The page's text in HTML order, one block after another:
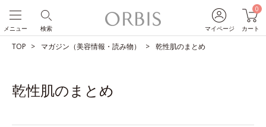
マイページ
0
カート
検索
メニュー
TOP マガジン（美容情報・読み物） 乾性肌のまとめ
乾性肌のまとめ